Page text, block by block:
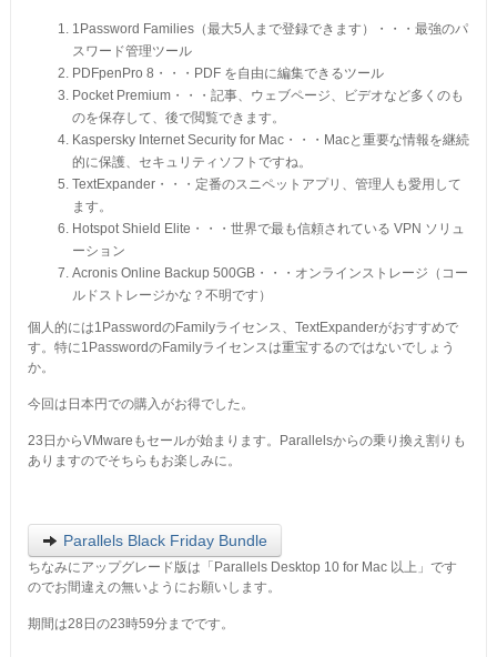
1Password Families（最大5人まで登録できます）・・・最強のパ
スワード管理ツール
PDFpenPro 8・・・PDF を自由に編集できるツール
Pocket Premium・・・記事、ウェブページ、ビデオなど多くのも
のを保存して、後で閲覧できます。
Kaspersky Internet Security for Mac・・・Macと重要な情報を継続
的に保護、セキュリティソフトですね。
TextExpander・・・定番のスニペットアプリ、管理人も愛用して
ます。
Hotspot Shield Elite・・・世界で最も信頼されている VPN ソリュ
ーション
Acronis Online Backup 500GB・・・オンラインストレージ（コー
ルドストレージかな？不明です）
個人的には1PasswordのFamilyライセンス、TextExpanderがおすすめで
す。特に1PasswordのFamilyライセンスは重宝するのではないでしょう
か。
今回は日本円での購入がお得でした。
23日からVMwareもセールが始まります。Parallelsからの乗り換え割りも
ありますのでそちらもお楽しみに。
Parallels Black Friday Bundle
ちなみにアップグレード版は「Parallels Desktop 10 for Mac 以上」です
のでお間違えの無いようにお願いします。
期間は28日の23時59分までです。